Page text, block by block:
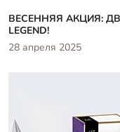
ВЕСЕННЯЯ АКЦИЯ:
LEGEND!
28 апреля 2025